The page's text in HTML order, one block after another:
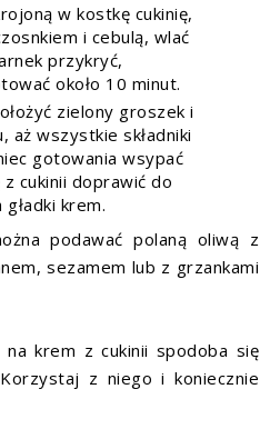
w kostkę cukinię,
i cebulą, wlać
przykryć,
około 10 minut.
zielony groszek i
aż wszystkie składniki
gotowania wsypać
z cukinii doprawić do
krem.
podawać polaną oliwą z
sezamem lub z grzankami
krem z cukinii spodoba się
z niego i koniecznie